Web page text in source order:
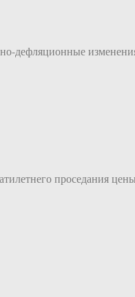
дефляционные
проседания